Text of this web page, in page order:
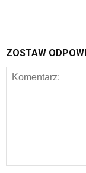
ZOSTAW